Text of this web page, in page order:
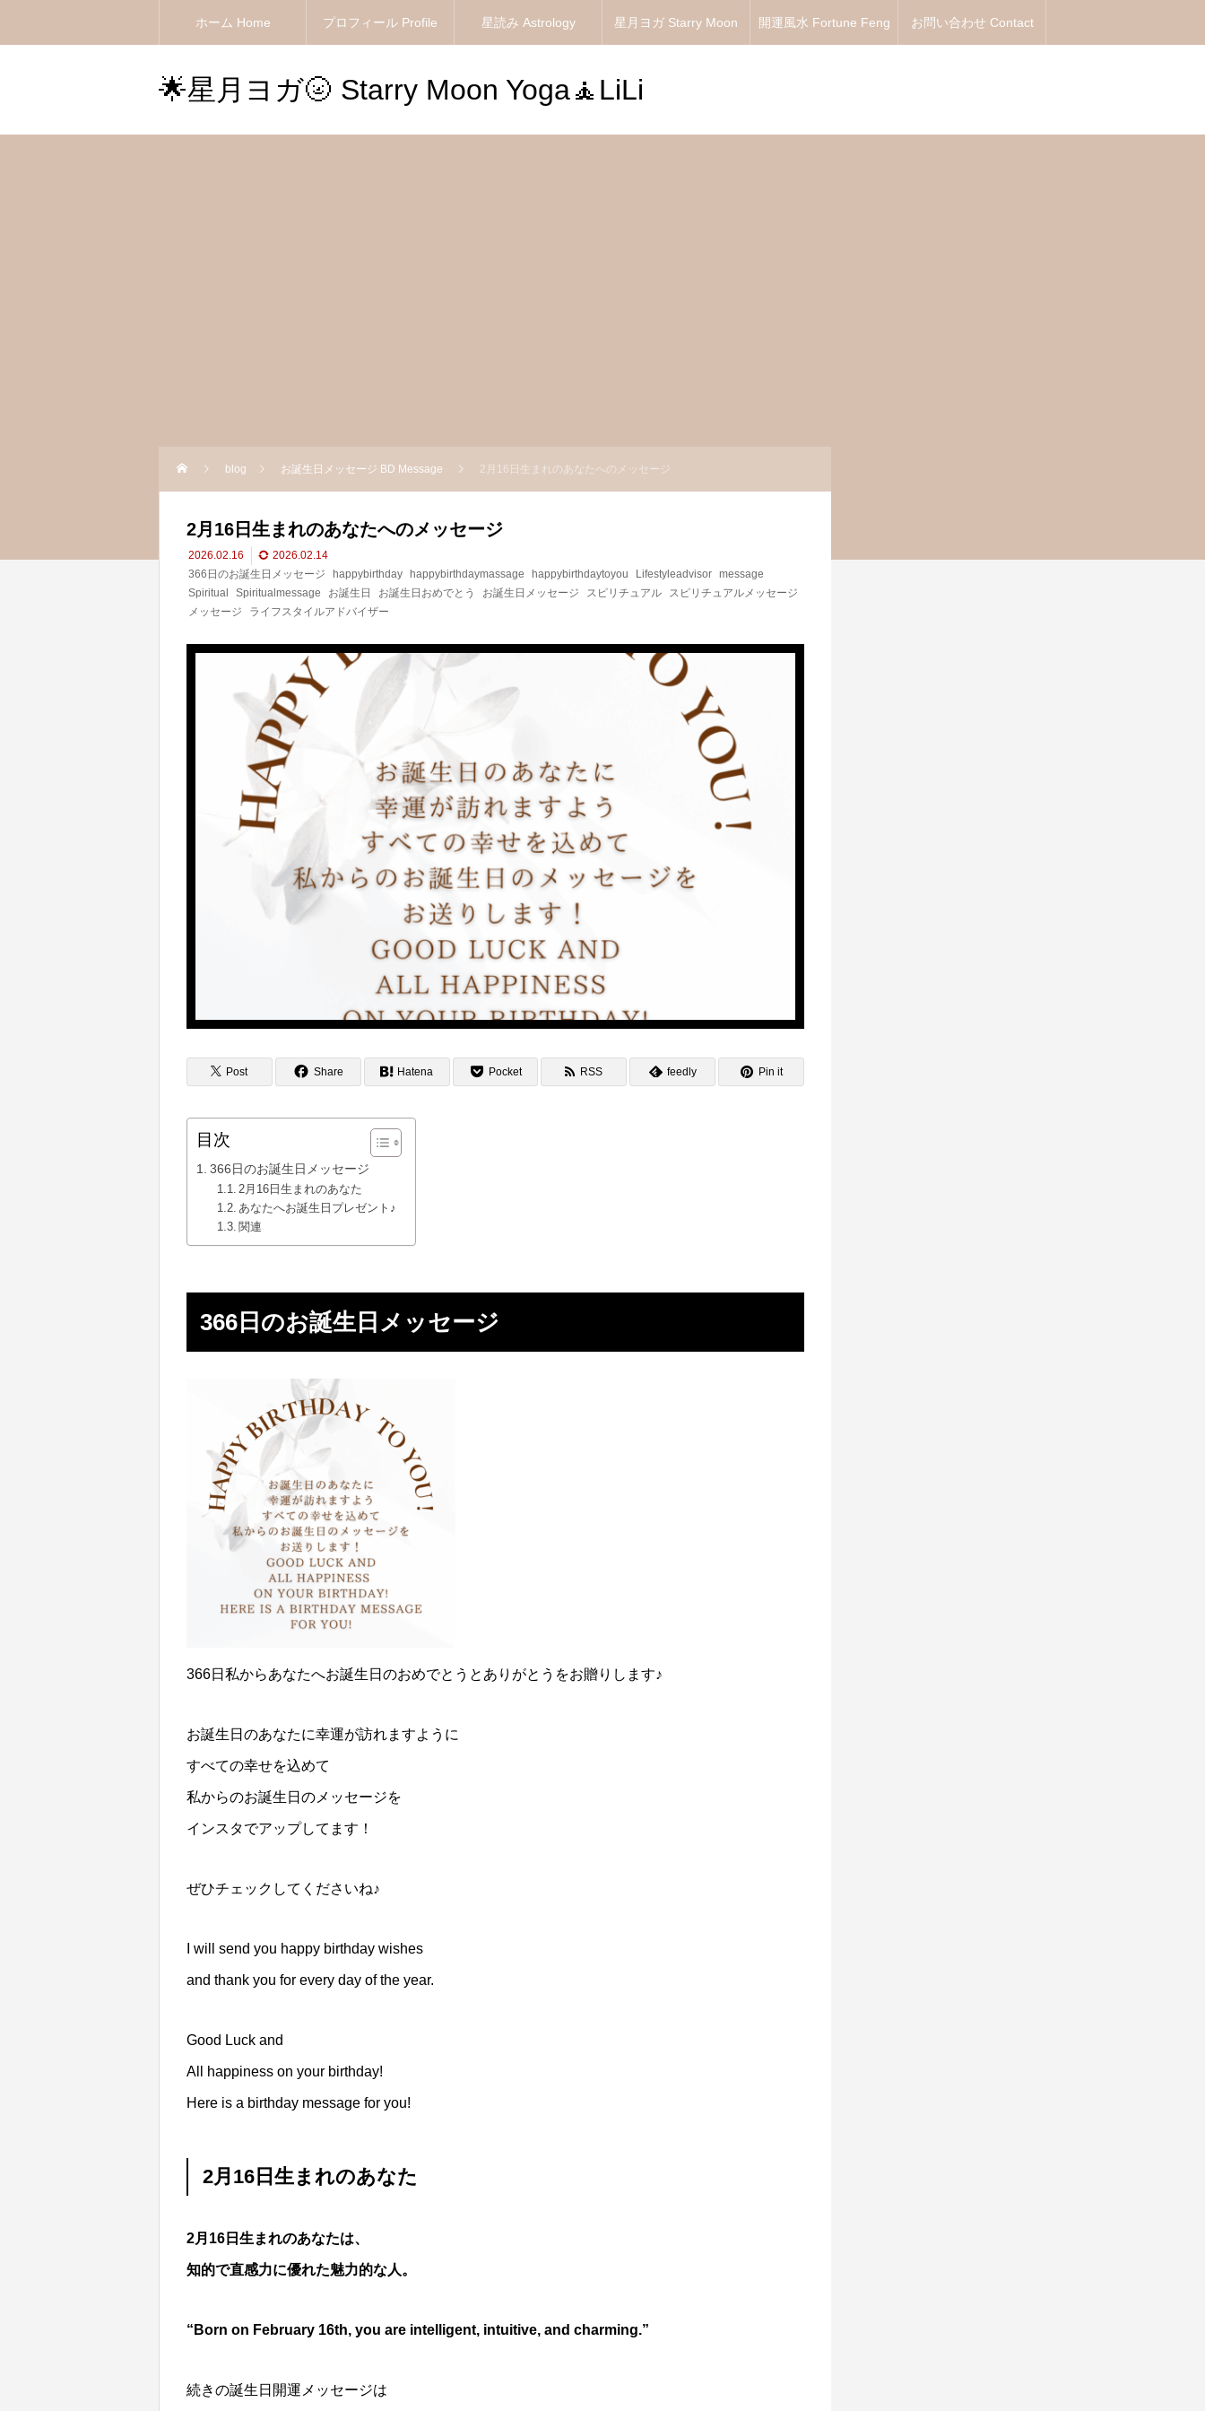
ホーム Home プロフィール Profile 星読み Astrology 星月ヨガ Starry Moon 開運風水 Fortune Feng お問い合わせ Contact
🌟星月ヨガ🌝 Starry Moon Yoga🧘LiLi
blog お誕生日メッセージ BD Message 2月16日生まれのあなたへのメッセージ
2月16日生まれのあなたへのメッセージ
2026.02.16
2026.02.14
366日のお誕生日メッセージ
happybirthday happybirthdaymassage happybirthdaytoyou Lifestyleadvisor message
Spiritual
Spiritualmessage お誕生日 お誕生日おめでとう お誕生日メッセージ スピリチュアル
スピリチュアルメッセージ
メッセージ
ライフスタイルアドバイザー
Post Share Hatena Pocket RSS feedly Pin it
目次
366日のお誕生日メッセージ
2月16日生まれのあなた
あなたへお誕生日プレゼント♪
関連
366日のお誕生日メッセージ
366日私からあなたへお誕生日のおめでとうとありがとうをお贈りします♪
お誕生日のあなたに幸運が訪れますように
すべての幸せを込めて
私からのお誕生日のメッセージを
インスタでアップしてます！
ぜひチェックしてくださいね♪
I will send you happy birthday wishes
and thank you for every day of the year.
Good Luck and
All happiness on your birthday!
Here is a birthday message for you!
2月16日生まれのあなた
2月16日生まれのあなたは、
知的で直感力に優れた魅力的な人。
“Born on February 16th, you are intelligent, intuitive, and charming.”
続きの誕生日開運メッセージは